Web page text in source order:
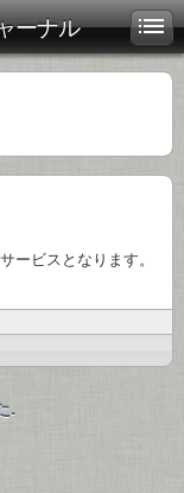
ーナル
ービスとなります。
.